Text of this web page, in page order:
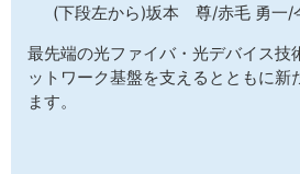
(下段左から)坂本 尊/赤毛 勇一/
最先端の光ファイバ・光デバイス技
ットワーク基盤を支えるとともに新
ます。